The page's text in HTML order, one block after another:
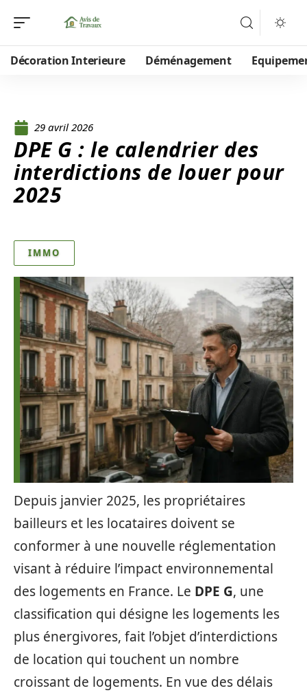
Décoration Interieure Déménagement
29 avril 2026
DPE G : le calendrier des
interdictions de louer pour
2025
IMMO
Depuis janvier 2025, les propriétaires
bailleurs et les locataires doivent se
conformer à une nouvelle réglementation
visant à réduire l’impact environnemental
des logements en France. Le DPE G, une
classification qui désigne les logements les
plus énergivores, fait l’objet d’interdictions
de location qui touchent un nombre
croissant de logements. En vue des délais